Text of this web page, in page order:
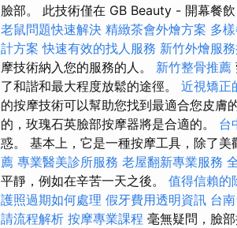
臉部。 此技術僅在 GB Beauty - 開幕餐飲
老鼠問題快速解決 精緻茶會外燴方案 多
計方案 快速有效的找人服務 新竹外燴服
摩技術納入您的服務的人。 新竹整骨推薦
了和諧和最大程度放鬆的途徑。 近視矯正
的按摩技術可以幫助您找到最適合您皮膚
的，玫瑰石英臉部按摩器將是合適的。 台
惑。 基本上，它是一種按摩工具，除了
薦 專業醫美診所服務 老屋翻新專業服務
平靜，例如在辛苦一天之後。 值得信賴的
護照過期如何處理 假牙費用透明資訊 台
請流程解析 按摩專業課程 毫無疑問，臉